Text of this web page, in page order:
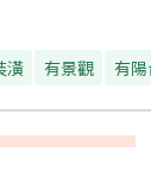
潢 有景觀 有陽